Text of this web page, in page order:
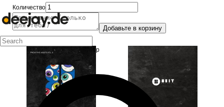
Количество
Добавьте в корзину